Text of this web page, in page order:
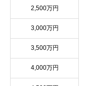
2,500万円
3,000万円
3,500万円
4,000万円